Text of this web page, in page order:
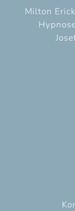
Milton